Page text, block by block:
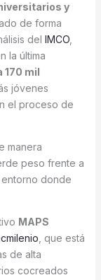
y
de forma
del IMCO,
la última
170 mil
jóvenes
el proceso de
manera
peso frente a
donde
MAPS
, que está
de alta
cocreados